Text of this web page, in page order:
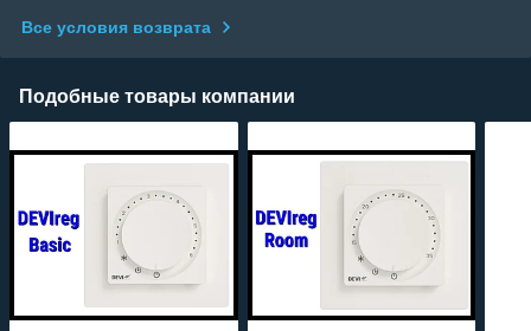
Все условия возврата
Подобные товары компании